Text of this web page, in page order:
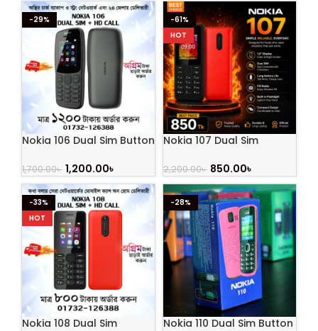
-29%
Nokia 106 Dual Sim Button
1,700.00৳ 1,200.00৳
-61%
HOT
Nokia 107 Dual Sim
2,200.00৳ 850.00৳
-33%
HOT
Nokia 108 Dual Sim
-28%
Nokia 110 Dual Sim Button